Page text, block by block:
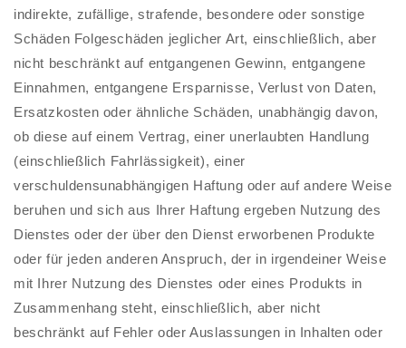
indirekte, zufällige, strafende, besondere oder sonstige
Schäden Folgeschäden jeglicher Art, einschließlich, aber
nicht beschränkt auf entgangenen Gewinn, entgangene
Einnahmen, entgangene Ersparnisse, Verlust von Daten,
Ersatzkosten oder ähnliche Schäden, unabhängig davon,
ob diese auf einem Vertrag, einer unerlaubten Handlung
(einschließlich Fahrlässigkeit), einer
verschuldensunabhängigen Haftung oder auf andere Weise
beruhen und sich aus Ihrer Haftung ergeben Nutzung des
Dienstes oder der über den Dienst erworbenen Produkte
oder für jeden anderen Anspruch, der in irgendeiner Weise
mit Ihrer Nutzung des Dienstes oder eines Produkts in
Zusammenhang steht, einschließlich, aber nicht
beschränkt auf Fehler oder Auslassungen in Inhalten oder